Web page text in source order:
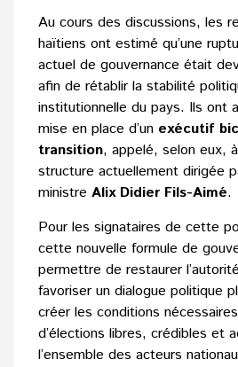
Au cours des discussions, les
haïtiens ont estimé qu’une
actuel de gouvernance était
afin de rétablir la stabilité
institutionnelle du pays. Ils ont
mise en place d’un exécutif
transition, appelé, selon eux,
structure actuellement dirigée
ministre Alix Didier Fils-Aimé.
Pour les signataires de cette
cette nouvelle formule de
permettre de restaurer
favoriser un dialogue politique
créer les conditions
d’élections libres, crédibles et
l’ensemble des acteurs